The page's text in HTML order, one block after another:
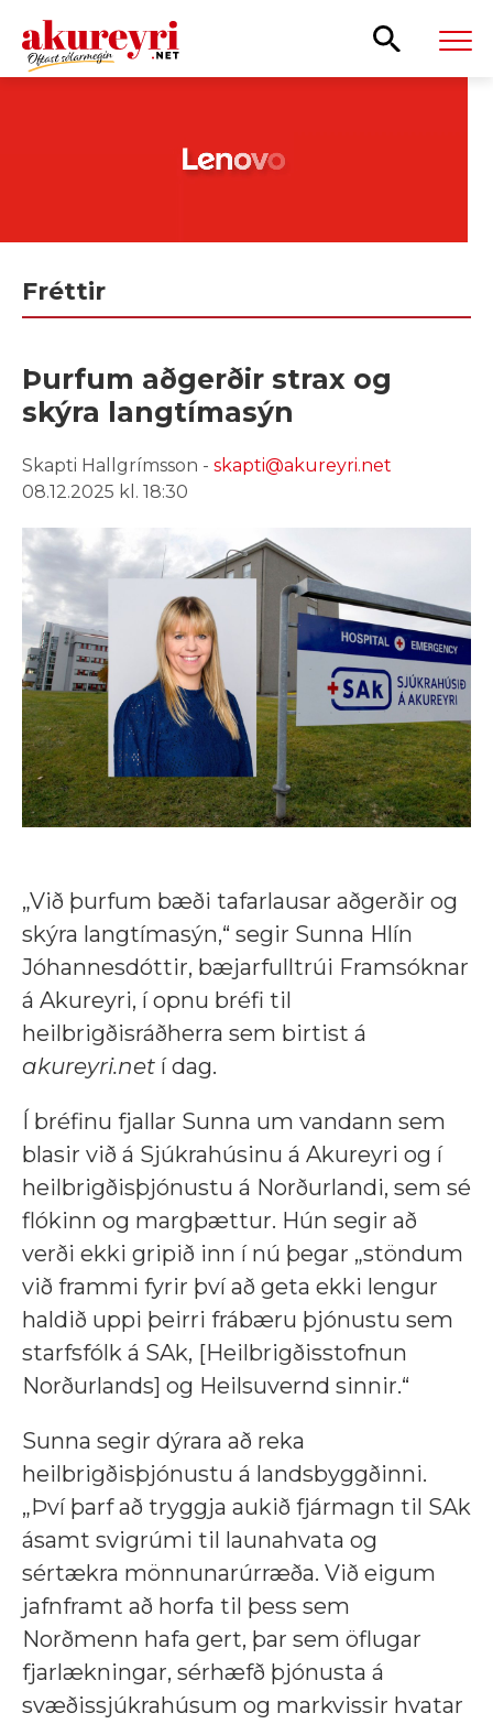
Fréttir
Þurfum aðgerðir strax og
skýra langtímasýn
Skapti Hallgrímsson - skapti@akureyri.net
08.12.2025 kl. 18:30
„Við þurfum bæði tafarlausar aðgerðir og
skýra langtímasýn,“ segir Sunna Hlín
Jóhannesdóttir, bæjarfulltrúi Framsóknar
á Akureyri, í opnu bréfi til
heilbrigðisráðherra sem birtist á
akureyri.net í dag.
Í bréfinu fjallar Sunna um vandann sem
blasir við á Sjúkrahúsinu á Akureyri og í
heilbrigðisþjónustu á Norðurlandi, sem sé
flókinn og margþættur. Hún segir að
verði ekki gripið inn í nú þegar „stöndum
við frammi fyrir því að geta ekki lengur
haldið uppi þeirri frábæru þjónustu sem
starfsfólk á SAk, [Heilbrigðisstofnun
Norðurlands] og Heilsuvernd sinnir.“
Sunna segir dýrara að reka
heilbrigðisþjónustu á landsbyggðinni.
„Því þarf að tryggja aukið fjármagn til SAk
ásamt svigrúmi til launahvata og
sértækra mönnunarúrræða. Við eigum
jafnframt að horfa til þess sem
Norðmenn hafa gert, þar sem öflugar
fjarlækningar, sérhæfð þjónusta á
svæðissjúkrahúsum og markvissir hvatar